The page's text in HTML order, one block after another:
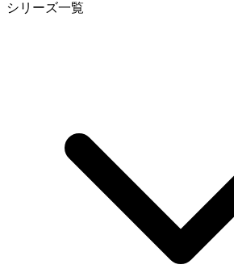
シリーズ一覧